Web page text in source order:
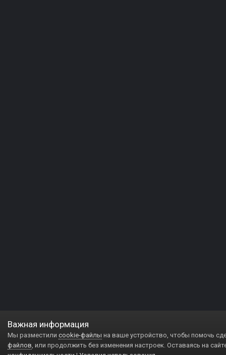
Важная информация
Мы разместили cookie-файлы на ваше устройство, чтобы помочь
файлов, или продолжить без изменения настроек. Оставаясь на